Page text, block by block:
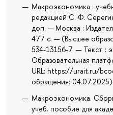
Макроэкономика :
редакцией С. Ф.
доп. — Москва :
477 с. — (Высшее
534-13156-7. — Текст :
Образовательная
URL: https://urait.ru/
обращения: 04.07.2025).
Макроэкономика.
учеб. пособие для